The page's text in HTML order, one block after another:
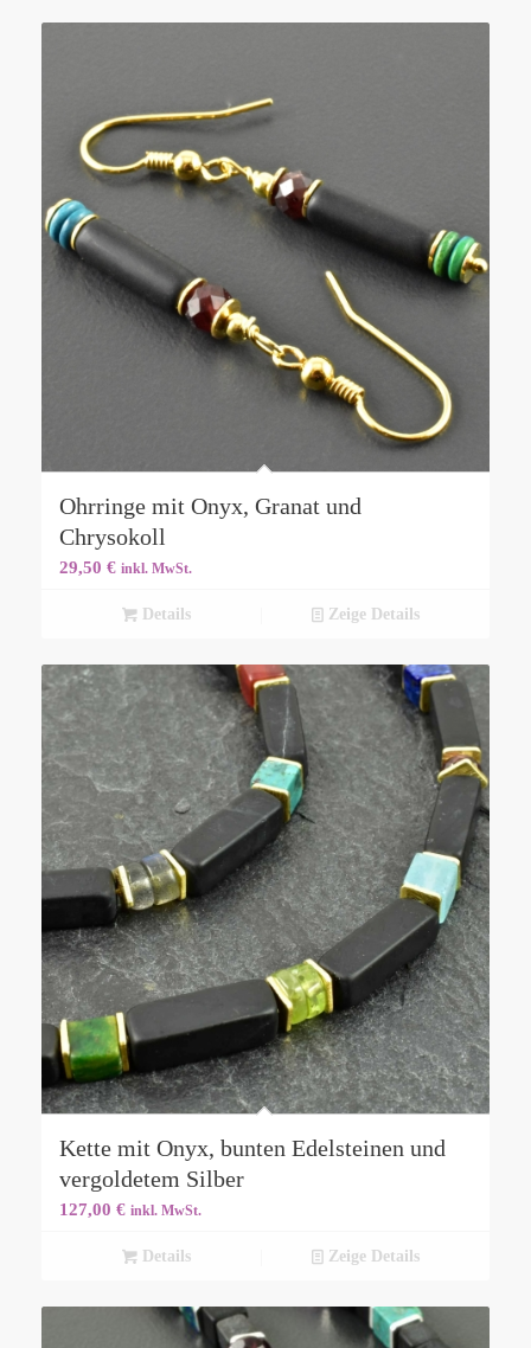
Ohrringe mit Onyx, Granat und
Chrysokoll
29,50 € inkl. MwSt.
Details Zeige Details
Kette mit Onyx, bunten Edelsteinen und
vergoldetem Silber
127,00 € inkl. MwSt.
Details Zeige Details